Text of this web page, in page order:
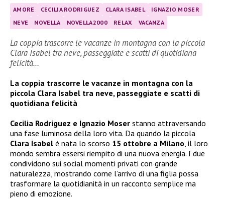
AMORE CECILIA RODRIGUEZ CLARA ISABEL
IGNAZIO MOSER
NEVE
NOVELLA NOVELLA2000 RELAX VACANZA
La coppia trascorre le vacanze in montagna con la piccola
Clara Isabel tra neve, passeggiate e scatti di quotidiana
felicità…
La coppia trascorre le vacanze in montagna con la
piccola Clara Isabel tra neve, passeggiate e scatti di
quotidiana felicità
Cecilia Rodriguez e Ignazio Moser stanno attraversando
una fase luminosa della loro vita. Da quando la piccola
Clara Isabel è nata lo scorso 15 ottobre a Milano , il loro
mondo sembra essersi riempito di una nuova energia. I due
condividono sui social momenti privati con grande
naturalezza, mostrando come l’arrivo di una figlia possa
trasformare la quotidianità in un racconto semplice ma
pieno di emozione.